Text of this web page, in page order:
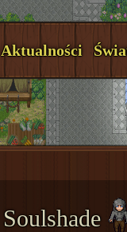
Aktualności
Soulshade